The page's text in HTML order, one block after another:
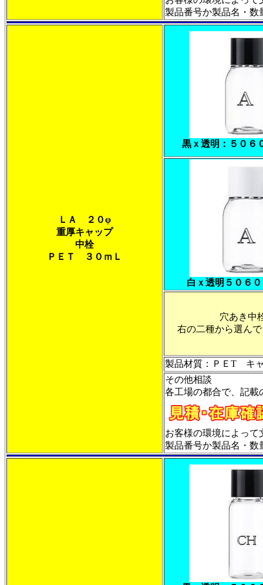
製品番号か製品名・数
ＬＡ ２０φ
重厚キャップ
中栓
ＰＥＴ ３０ｍＬ
黒ｘ透明：５０６
白ｘ透明５０６
穴あき中
右の二種から選ん
製品材質：ＰＥT キ
その他相談
各工場の都合で、記載
お客様の環境によって
製品番号か製品名・数